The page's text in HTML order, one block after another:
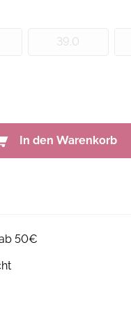
39.0
In den Warenkorb
50€